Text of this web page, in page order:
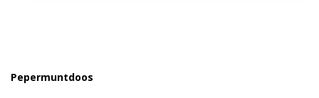
Pepermuntdoos